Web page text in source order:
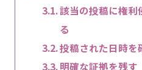
該当の投稿に権利
る
投稿された日時を
明確な証拠を残す